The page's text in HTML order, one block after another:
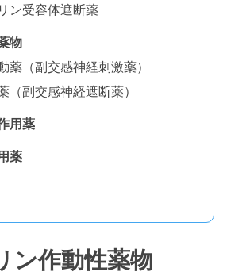
ン受容体遮断薬
物
薬（副交感神経刺激薬）
（副交感神経遮断薬）
用薬
薬
ン作動性薬物